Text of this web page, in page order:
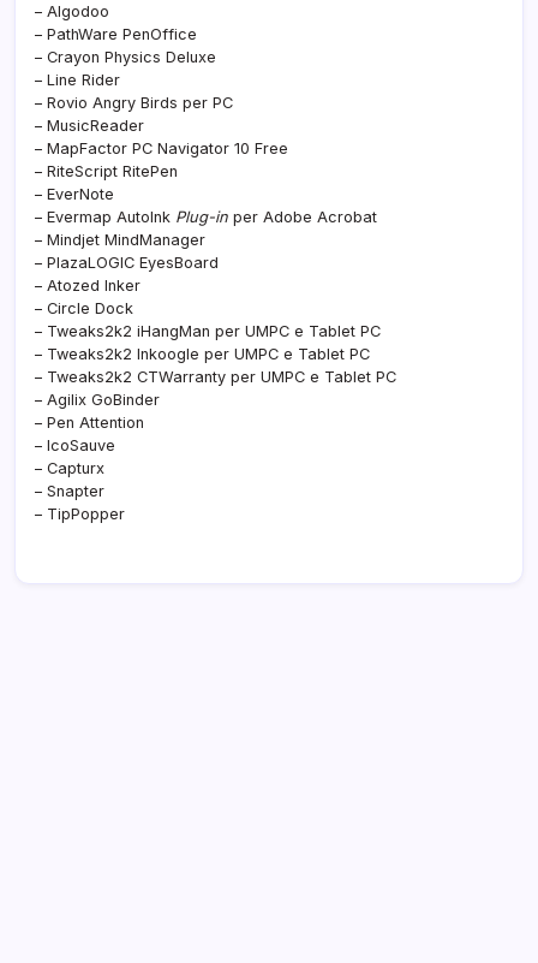
– Algodoo
– PathWare PenOffice
– Crayon Physics Deluxe
– Line Rider
– Rovio Angry Birds per PC
– MusicReader
– MapFactor PC Navigator 10 Free
– RiteScript RitePen
– EverNote
– Evermap AutoInk Plug-in per Adobe Acrobat
– Mindjet MindManager
– PlazaLOGIC EyesBoard
– Atozed Inker
– Circle Dock
– Tweaks2k2 iHangMan per UMPC e Tablet PC
– Tweaks2k2 Inkoogle per UMPC e Tablet PC
– Tweaks2k2 CTWarranty per UMPC e Tablet PC
– Agilix GoBinder
– Pen Attention
– IcoSauve
– Capturx
– Snapter
– TipPopper